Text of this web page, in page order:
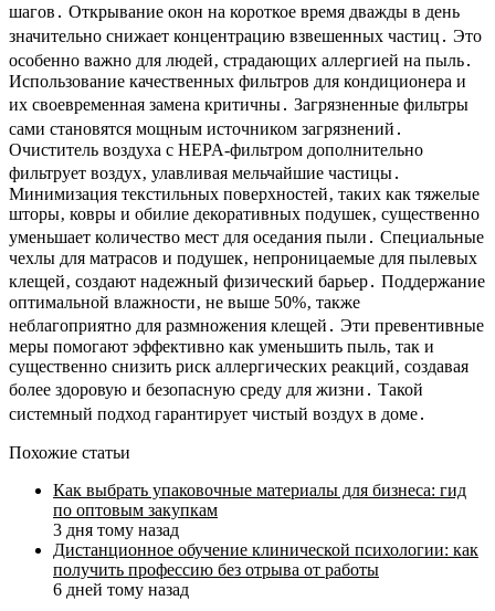
шагов․ Открывание окон на короткое время дважды в день
значительно снижает концентрацию взвешенных частиц․ Это
особенно важно для людей‚ страдающих аллергией на пыль․
Использование качественных фильтров для кондиционера и
их своевременная замена критичны․ Загрязненные фильтры
сами становятся мощным источником загрязнений․
Очиститель воздуха с HEPA-фильтром дополнительно
фильтрует воздух‚ улавливая мельчайшие частицы․
Минимизация текстильных поверхностей‚ таких как тяжелые
шторы‚ ковры и обилие декоративных подушек‚ существенно
уменьшает количество мест для оседания пыли․ Специальные
чехлы для матрасов и подушек‚ непроницаемые для пылевых
клещей‚ создают надежный физический барьер․ Поддержание
оптимальной влажности‚ не выше 50%‚ также
неблагоприятно для размножения клещей․ Эти превентивные
меры помогают эффективно как уменьшить пыль‚ так и
существенно снизить риск аллергических реакций‚ создавая
более здоровую и безопасную среду для жизни․ Такой
системный подход гарантирует чистый воздух в доме․
Похожие статьи
Как выбрать упаковочные материалы для бизнеса: гид
по оптовым закупкам
3 дня тому назад
Дистанционное обучение клинической психологии: как
получить профессию без отрыва от работы
6 дней тому назад